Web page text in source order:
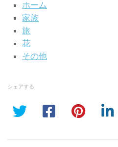
ホーム
家族
旅
花
その他
シェアする